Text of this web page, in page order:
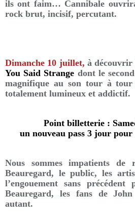
ils ont faim… Cannibale
rock brut, incisif, percutant.
Dimanche 10 juillet, à découvrir
You Said Strange dont le
magnifique au son tour à tour
totalement lumineux et addictif.
Point billetterie :
un nouveau pass 3 jour
Nous sommes impatients
Beauregard, le public, les
l’engouement sans
Beauregard, les fans de
autant.